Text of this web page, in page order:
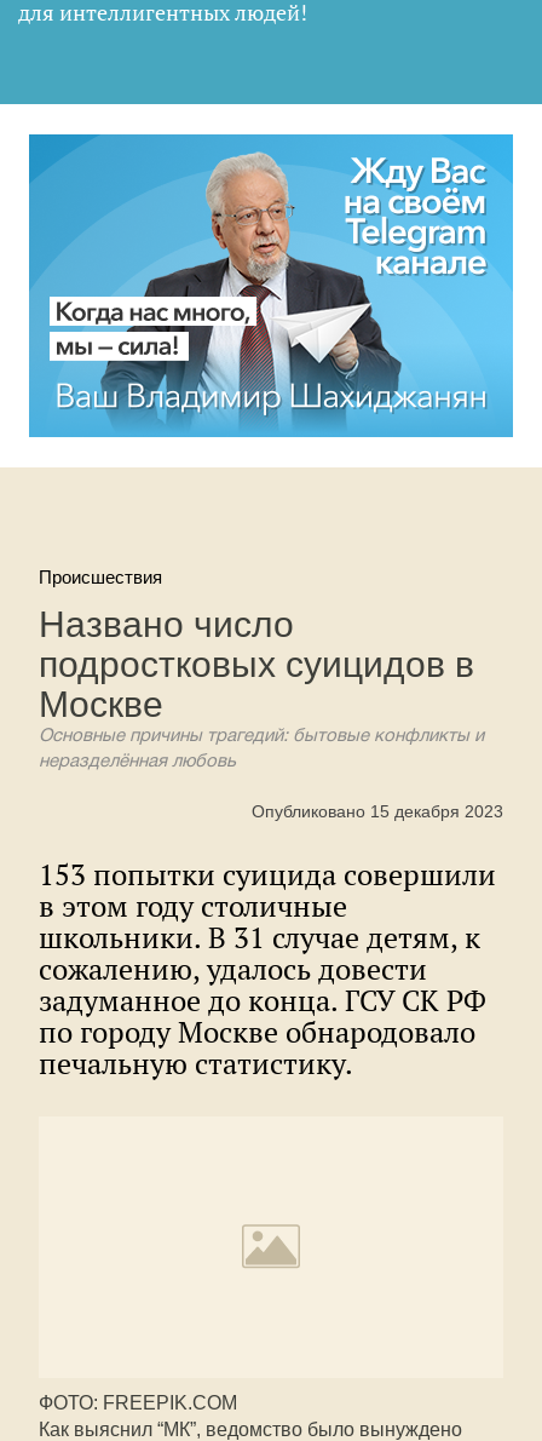
для интеллигентных людей!
Происшествия
Названо число
подростковых суицидов в
Москве
Основные причины трагедий: бытовые конфликты и
неразделённая любовь
Опубликовано 15 декабря 2023
153 попытки суицида совершили
в этом году столичные
школьники. В 31 случае детям, к
сожалению, удалось довести
задуманное до конца. ГСУ СК РФ
по городу Москве обнародовало
печальную статистику.
ФОТО: FREEPIK.COM
Как выяснил “МК”, ведомство было вынуждено